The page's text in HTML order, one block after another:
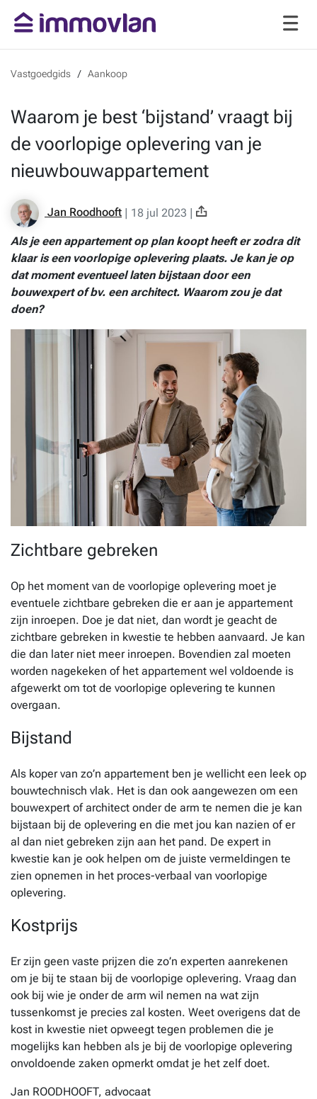
Vastgoedgids Aankoop
Waarom je best ‘bijstand’ vraagt bij
de voorlopige oplevering van je
nieuwbouwappartement
Jan Roodhooft | 18 jul 2023 |
Als je een appartement op plan koopt heeft er zodra dit
klaar is een voorlopige oplevering plaats. Je kan je op
dat moment eventueel laten bijstaan door een
bouwexpert of bv. een architect. Waarom zou je dat
doen?
Zichtbare gebreken
Op het moment van de voorlopige oplevering moet je
eventuele zichtbare gebreken die er aan je appartement
zijn inroepen. Doe je dat niet, dan wordt je geacht de
zichtbare gebreken in kwestie te hebben aanvaard. Je kan
die dan later niet meer inroepen. Bovendien zal moeten
worden nagekeken of het appartement wel voldoende is
afgewerkt om tot de voorlopige oplevering te kunnen
overgaan.
Bijstand
Als koper van zo’n appartement ben je wellicht een leek op
bouwtechnisch vlak. Het is dan ook aangewezen om een
bouwexpert of architect onder de arm te nemen die je kan
bijstaan bij de oplevering en die met jou kan nazien of er
al dan niet gebreken zijn aan het pand. De expert in
kwestie kan je ook helpen om de juiste vermeldingen te
zien opnemen in het proces-verbaal van voorlopige
oplevering.
Kostprijs
Er zijn geen vaste prijzen die zo’n experten aanrekenen
om je bij te staan bij de voorlopige oplevering. Vraag dan
ook bij wie je onder de arm wil nemen na wat zijn
tussenkomst je precies zal kosten. Weet overigens dat de
kost in kwestie niet opweegt tegen problemen die je
mogelijks kan hebben als je bij de voorlopige oplevering
onvoldoende zaken opmerkt omdat je het zelf doet.
Jan ROODHOOFT, advocaat